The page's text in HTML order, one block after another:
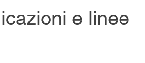
e linee